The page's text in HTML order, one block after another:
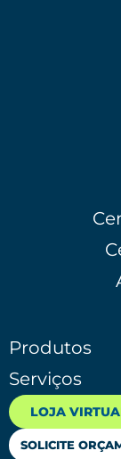
Produtos
Serviços
LOJA
SOLICITE